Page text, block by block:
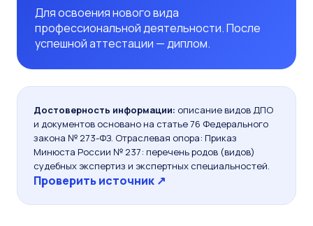
Для освоения нового вида
профессиональной деятельности. После
успешной аттестации — диплом.
Достоверность информации: описание видов ДПО
и документов основано на статье 76 Федерального
закона № 273-ФЗ. Отраслевая опора: Приказ
Минюста России № 237: перечень родов (видов)
судебных экспертиз и экспертных специальностей.
Проверить источник ↗